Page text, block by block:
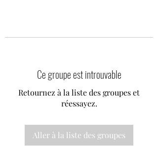
Ce groupe est introuvable
Retournez à la liste des groupes et
réessayez.
Aller à la liste des groupes